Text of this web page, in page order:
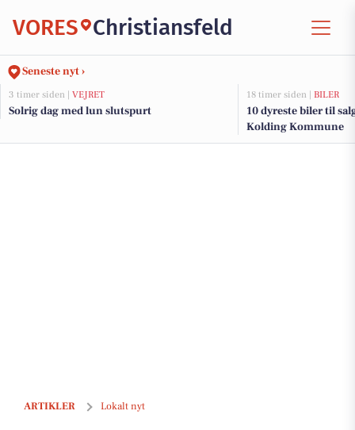
VORES Christiansfeld
Seneste nyt ›
3 timer siden | VEJRET
Solrig dag med lun slutspurt
18 timer siden | BILER
10 dyreste biler til
Kolding Kommune
ARTIKLER Lokalt nyt
Fire søer i Kolding åbner for færdsel på isen efter